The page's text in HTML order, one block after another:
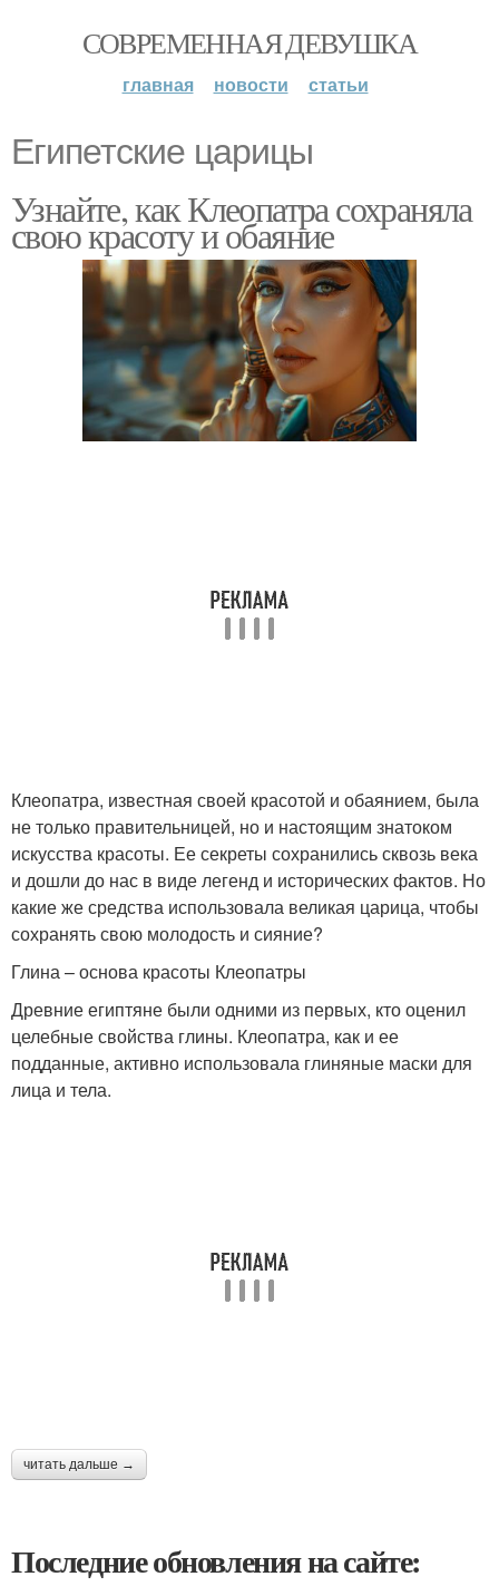
СОВРЕМЕННАЯ ДЕВУШКА
главная новости статьи
Египетские царицы
Узнайте, как Клеопатра сохраняла
свою красоту и обаяние
Клеопатра, известная своей красотой и обаянием, была
не только правительницей, но и настоящим знатоком
искусства красоты. Ее секреты сохранились сквозь века
и дошли до нас в виде легенд и исторических фактов. Но
какие же средства использовала великая царица, чтобы
сохранять свою молодость и сияние?
Глина – основа красоты Клеопатры
Древние египтяне были одними из первых, кто оценил
целебные свойства глины. Клеопатра, как и ее
подданные, активно использовала глиняные маски для
лица и тела.
читать дальше →
Последние обновления на сайте: